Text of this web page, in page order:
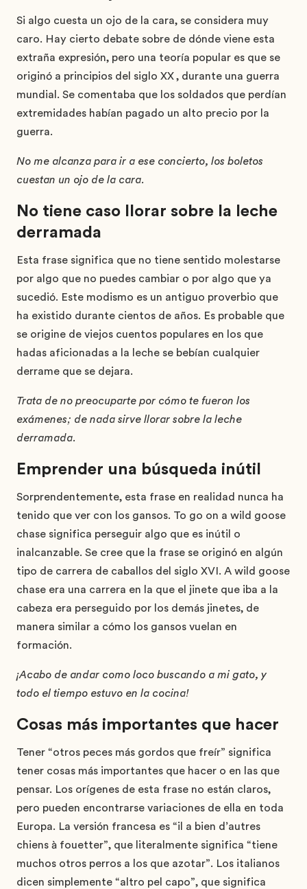
Si algo cuesta un ojo de la cara, se considera muy
caro. Hay cierto debate sobre de dónde viene esta
extraña expresión, pero una teoría popular es que se
originó a principios del siglo XX, durante una guerra
mundial. Se comentaba que los soldados que perdían
extremidades habían pagado un alto precio por la
guerra.
No me alcanza para ir a ese concierto, los boletos
cuestan un ojo de la cara.
No tiene caso llorar sobre la leche
derramada
Esta frase significa que no tiene sentido molestarse
por algo que no puedes cambiar o por algo que ya
sucedió. Este modismo es un antiguo proverbio que
ha existido durante cientos de años. Es probable que
se origine de viejos cuentos populares en los que
hadas aficionadas a la leche se bebían cualquier
derrame que se dejara.
Trata de no preocuparte por cómo te fueron los
exámenes; de nada sirve llorar sobre la leche
derramada.
Emprender una búsqueda inútil
Sorprendentemente, esta frase en realidad nunca ha
tenido que ver con los gansos. To go on a wild goose
chase significa perseguir algo que es inútil o
inalcanzable. Se cree que la frase se originó en algún
tipo de carrera de caballos del siglo XVI. A wild goose
chase era una carrera en la que el jinete que iba a la
cabeza era perseguido por los demás jinetes, de
manera similar a cómo los gansos vuelan en
formación.
¡Acabo de andar como loco buscando a mi gato, y
todo el tiempo estuvo en la cocina!
Cosas más importantes que hacer
Tener “otros peces más gordos que freír” significa
tener cosas más importantes que hacer o en las que
pensar. Los orígenes de esta frase no están claros,
pero pueden encontrarse variaciones de ella en toda
Europa. La versión francesa es “il a bien d’autres
chiens à fouetter”, que literalmente significa “tiene
muchos otros perros a los que azotar”. Los italianos
dicen simplemente “altro pel capo”, que significa